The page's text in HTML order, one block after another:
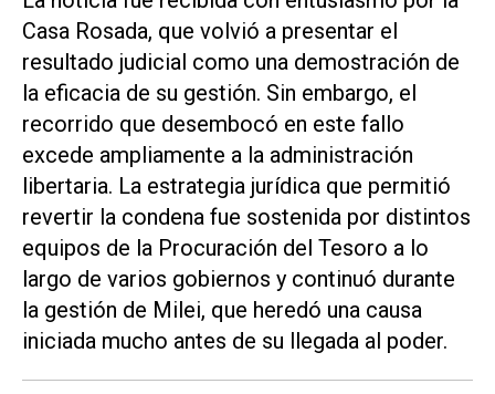
Casa Rosada, que volvió a presentar el
resultado judicial como una demostración de
la eficacia de su gestión. Sin embargo, el
recorrido que desembocó en este fallo
excede ampliamente a la administración
libertaria. La estrategia jurídica que permitió
revertir la condena fue sostenida por distintos
equipos de la Procuración del Tesoro a lo
largo de varios gobiernos y continuó durante
la gestión de Milei, que heredó una causa
iniciada mucho antes de su llegada al poder.